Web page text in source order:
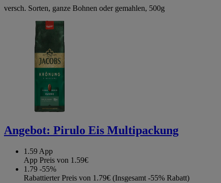
versch. Sorten, ganze Bohnen oder gemahlen, 500g
Angebot: Pirulo Eis Multipackung
1.59 App
App Preis von 1.59€
1.79 -55%
Rabattierter Preis von 1.79€ (Insgesamt -55% Rabatt)